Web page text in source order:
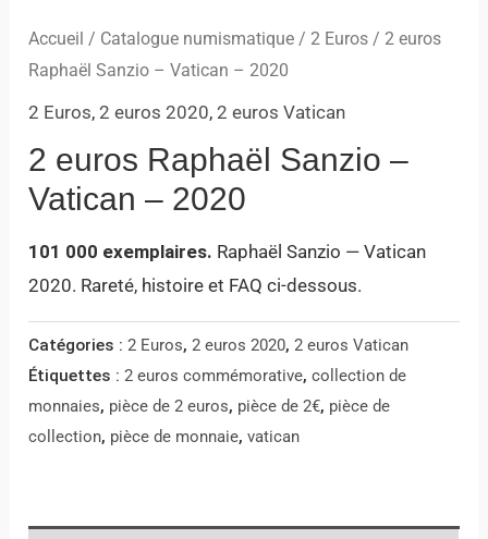
Accueil / Catalogue numismatique /2 Euros / 2 euros
Raphaël Sanzio – Vatican – 2020
2 Euros,2 euros 2020,2 euros Vatican
2 euros Raphaël Sanzio –
Vatican – 2020
101 000 exemplaires. Raphaël Sanzio — Vatican
2020. Rareté, histoire et FAQ ci-dessous.
Catégories :2 Euros,2 euros 2020,2 euros Vatican
Étiquettes :2 euros commémorative,collection de
monnaies, pièce de 2 euros, pièce de 2€, pièce de
collection, pièce de monnaie,vatican